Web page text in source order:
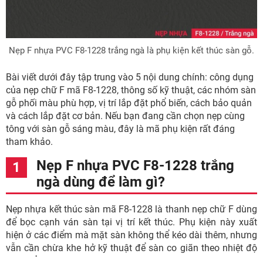
Nẹp F nhựa PVC F8-1228 trắng ngà là phụ kiện kết thúc sàn gỗ.
Bài viết dưới đây tập trung vào 5 nội dung chính: công dụng
của nẹp chữ F mã F8-1228, thông số kỹ thuật, các nhóm sàn
gỗ phối màu phù hợp, vị trí lắp đặt phổ biến, cách bảo quản
và cách lắp đặt cơ bản. Nếu bạn đang cần chọn nẹp cùng
tông với sàn gỗ sáng màu, đây là mã phụ kiện rất đáng
tham khảo.
Nẹp F nhựa PVC F8-1228 trắng
ngà dùng để làm gì?
Nẹp nhựa kết thúc sàn mã F8-1228 là thanh nẹp chữ F dùng
để bọc cạnh ván sàn tại vị trí kết thúc. Phụ kiện này xuất
hiện ở các điểm mà mặt sàn không thể kéo dài thêm, nhưng
vẫn cần chừa khe hở kỹ thuật để sàn co giãn theo nhiệt độ